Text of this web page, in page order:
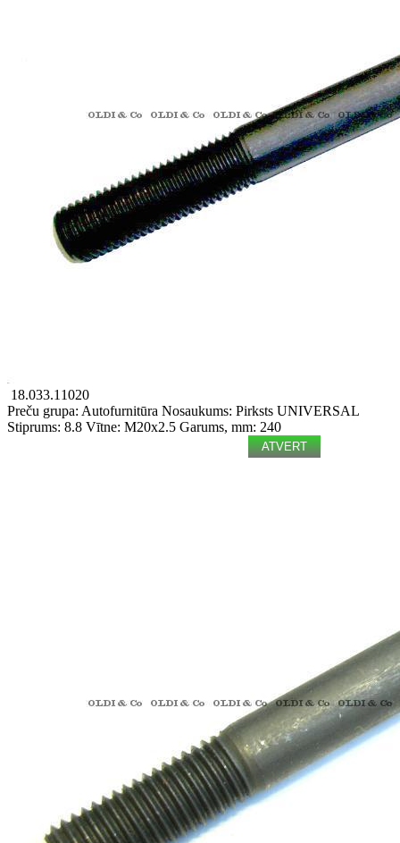
18.033.11020
Preču grupa: Autofurnitūra Nosaukums: Pirksts UNIVERSAL
Stiprums: 8.8 Vītne: M20x2.5 Garums, mm: 240
ATVERT